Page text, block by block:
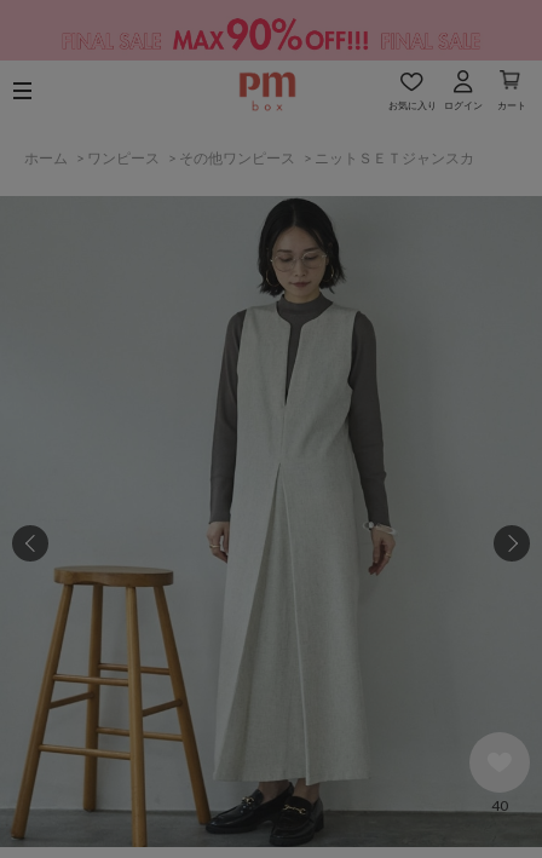
お気に入り ログイン カート
ホーム > ワンピース > その他ワンピース > ニットＳＥＴジャンスカ
40